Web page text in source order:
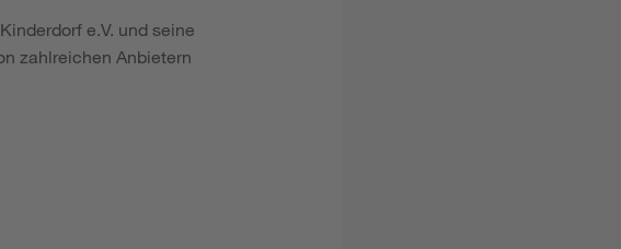
e.V. und seine
zahlreichen Anbietern